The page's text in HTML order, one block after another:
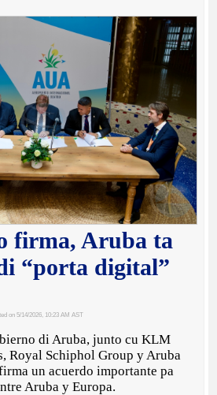
firma, Aruba ta
“porta digital”
on 5/14/2026, 10:23 AM AST
di Aruba, junto cu KLM
Royal Schiphol Group y Aruba
un acuerdo importante pa
Aruba y Europa.